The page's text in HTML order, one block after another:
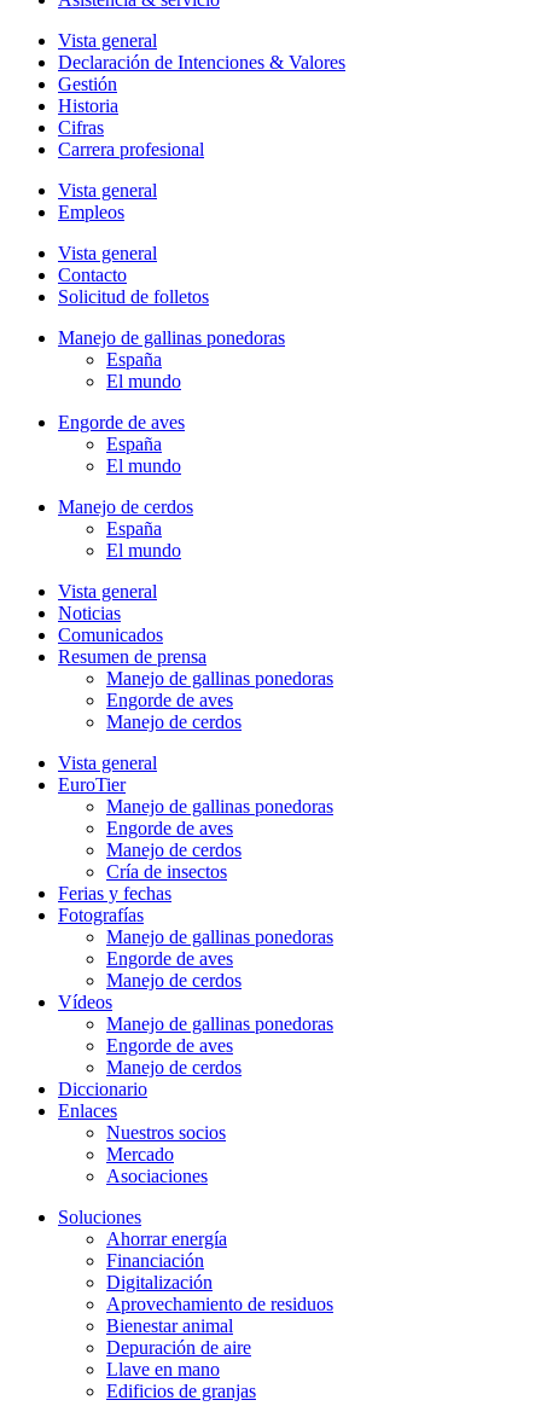
Vista general
Declaración de Intenciones & Valores
Gestión
Historia
Cifras
Carrera profesional
Vista general
Empleos
Vista general
Contacto
Solicitud de folletos
Manejo de gallinas ponedoras
España
El mundo
Engorde de aves
España
El mundo
Manejo de cerdos
España
El mundo
Vista general
Noticias
Comunicados
Resumen de prensa
Manejo de gallinas ponedoras
Engorde de aves
Manejo de cerdos
Vista general
EuroTier
Manejo de gallinas ponedoras
Engorde de aves
Manejo de cerdos
Cría de insectos
Ferias y fechas
Fotografías
Manejo de gallinas ponedoras
Engorde de aves
Manejo de cerdos
Vídeos
Manejo de gallinas ponedoras
Engorde de aves
Manejo de cerdos
Diccionario
Enlaces
Nuestros socios
Mercado
Asociaciones
Soluciones
Ahorrar energía
Financiación
Digitalización
Aprovechamiento de residuos
Bienestar animal
Depuración de aire
Llave en mano
Edificios de granjas